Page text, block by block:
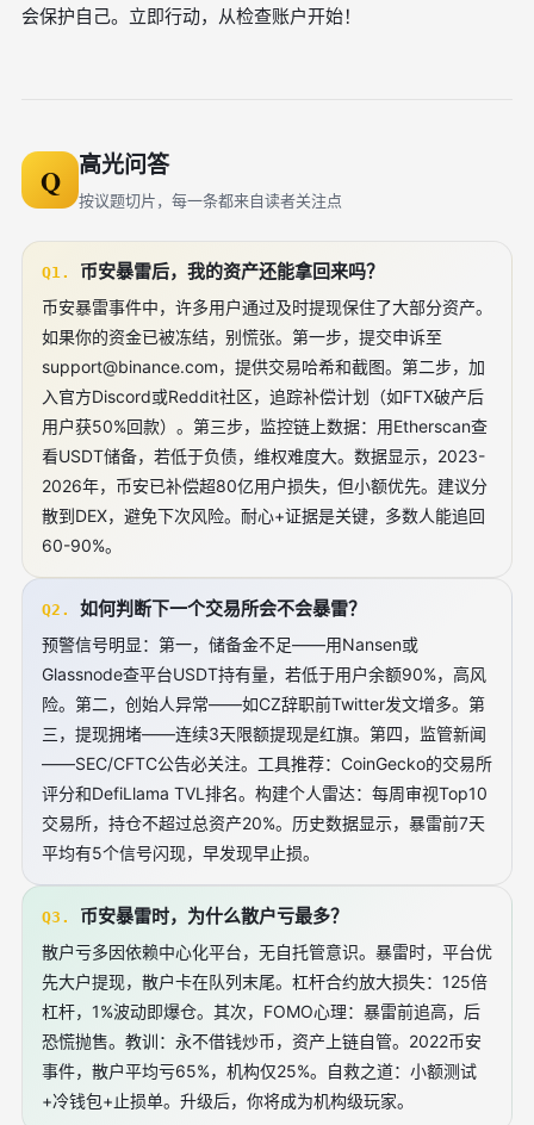
会保护自己。立即行动，从检查账户开始！
Q 高光问答
按议题切片，每一条都来自读者关注点
Q1. 币安暴雷后，我的资产还能拿回来吗？
币安暴雷事件中，许多用户通过及时提现保住了大部分资产。
如果你的资金已被冻结，别慌张。第一步，提交申诉至
support@binance.com，提供交易哈希和截图。第二步，加
入官方Discord或Reddit社区，追踪补偿计划（如FTX破产后
用户获50%回款）。第三步，监控链上数据：用Etherscan查
看USDT储备，若低于负债，维权难度大。数据显示，2023-
2026年，币安已补偿超80亿用户损失，但小额优先。建议分
散到DEX，避免下次风险。耐心+证据是关键，多数人能追回
60-90%。
Q2. 如何判断下一个交易所会不会暴雷？
预警信号明显：第一，储备金不足——用Nansen或
Glassnode查平台USDT持有量，若低于用户余额90%，高风
险。第二，创始人异常——如CZ辞职前Twitter发文增多。第
三，提现拥堵——连续3天限额提现是红旗。第四，监管新闻
——SEC/CFTC公告必关注。工具推荐：CoinGecko的交易所
评分和DefiLlama TVL排名。构建个人雷达：每周审视Top10
交易所，持仓不超过总资产20%。历史数据显示，暴雷前7天
平均有5个信号闪现，早发现早止损。
Q3. 币安暴雷时，为什么散户亏最多？
散户亏多因依赖中心化平台，无自托管意识。暴雷时，平台优
先大户提现，散户卡在队列末尾。杠杆合约放大损失：125倍
杠杆，1%波动即爆仓。其次，FOMO心理：暴雷前追高，后
恐慌抛售。教训：永不借钱炒币，资产上链自管。2022币安
事件，散户平均亏65%，机构仅25%。自救之道：小额测试
+冷钱包+止损单。升级后，你将成为机构级玩家。